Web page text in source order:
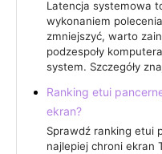
Latencja systemowa
wykonaniem
zmniejszyć, warto
podzespoły
system. Szczegóły
Ranking etui
ekran?
Sprawdź ranking etui
najlepiej chroni ekran